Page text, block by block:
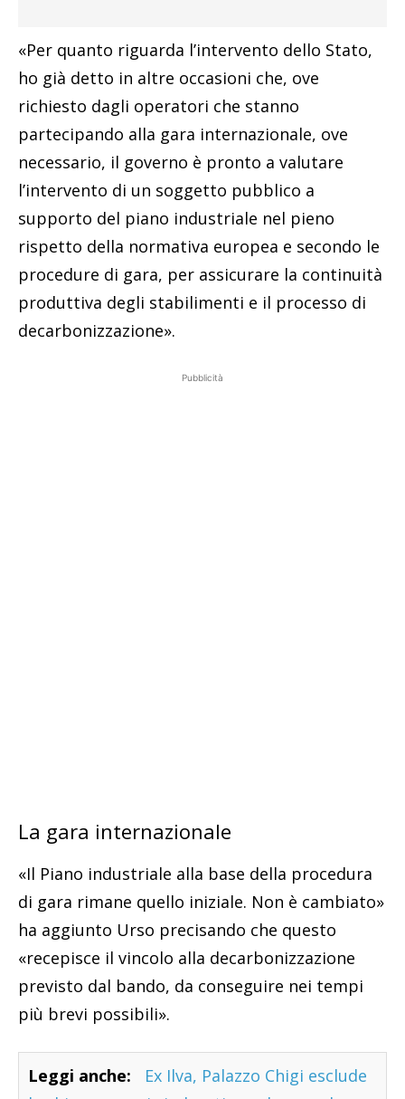
«Per quanto riguarda l’intervento dello Stato,
ho già detto in altre occasioni che, ove
richiesto dagli operatori che stanno
partecipando alla gara internazionale, ove
necessario, il governo è pronto a valutare
l’intervento di un soggetto pubblico a
supporto del piano industriale nel pieno
rispetto della normativa europea e secondo le
procedure di gara, per assicurare la continuità
produttiva degli stabilimenti e il processo di
decarbonizzazione».
Pubblicità
La gara internazionale
«Il Piano industriale alla base della procedura
di gara rimane quello iniziale. Non è cambiato»
ha aggiunto Urso precisando che questo
«recepisce il vincolo alla decarbonizzazione
previsto dal bando, da conseguire nei tempi
più brevi possibili».
Leggi anche:
Ex Ilva, Palazzo Chigi esclude